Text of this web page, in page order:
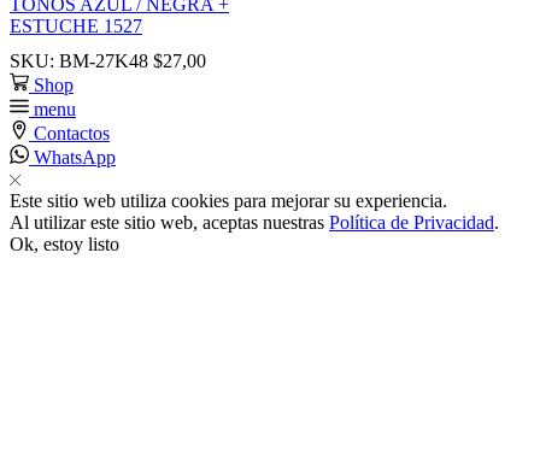
al
TONOS AZUL / NEGRA +
ESTUCHE 1527
SKU: BM-27K48 $27,00
Shop
menu
Contactos
WhatsApp
Este sitio web utiliza cookies para mejorar su experiencia.
Al utilizar este sitio web, aceptas nuestras Política de Privacidad.
Ok, estoy listo